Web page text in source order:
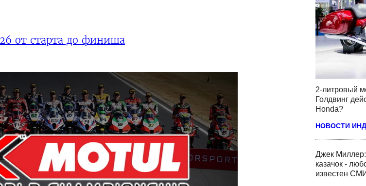
2-литровый
Голдвинг
Honda?
НОВОСТИ
Джек Миллер:
казачок -
известен
от старта до финиша